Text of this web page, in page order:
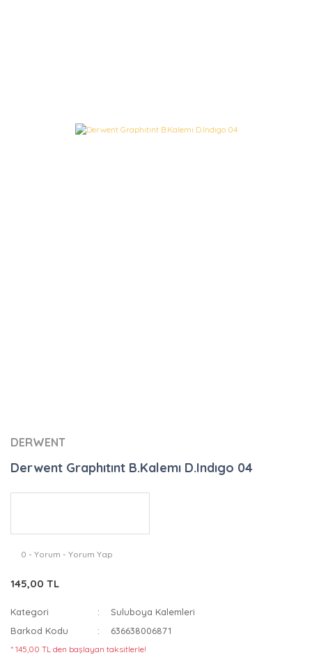
DERWENT
Derwent Graphıtınt B.Kalemı D.Indıgo 04
0 - Yorum - Yorum Yap
145,00 TL
Kategori
Suluboya Kalemleri
Barkod Kodu
636638006871
* 145,00 TL den başlayan taksitlerle!